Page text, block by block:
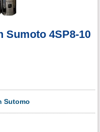
Sumoto 4SP8-10
Sutomo